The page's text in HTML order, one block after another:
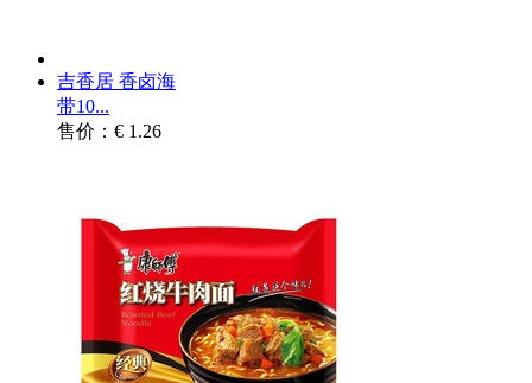
吉香居 香卤海
带10...
售价：€ 1.26